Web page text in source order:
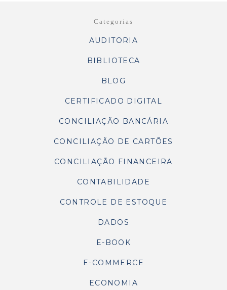
Categorias
AUDITORIA
BIBLIOTECA
BLOG
CERTIFICADO DIGITAL
CONCILIAÇÃO BANCÁRIA
CONCILIAÇÃO DE CARTÕES
CONCILIAÇÃO FINANCEIRA
CONTABILIDADE
CONTROLE DE ESTOQUE
DADOS
E-BOOK
E-COMMERCE
ECONOMIA